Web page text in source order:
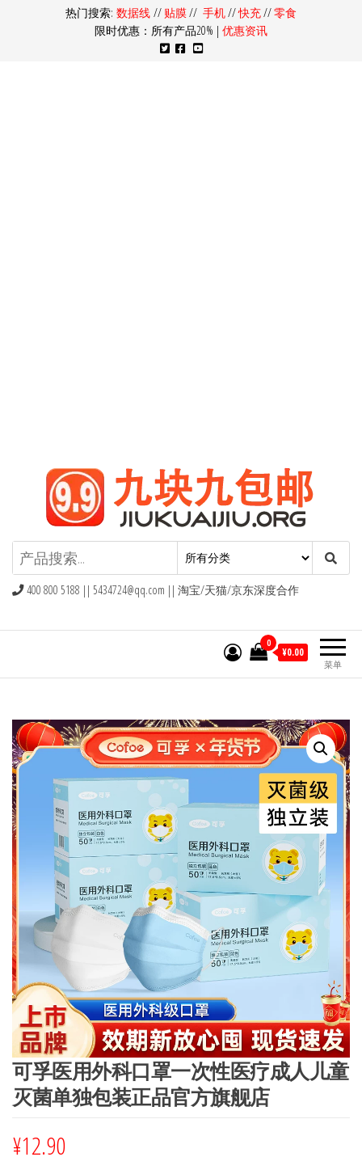
热门搜索: 数据线 // 贴膜// 手机//快充//零食
限时优惠：所有产品20% | 优惠资讯
九块九包邮,9块9包邮,9.9元包邮,九
块九官网
400 800 5188 || 5434724@qq.com || 淘宝/天猫/京东深度合作
菜单
0
¥0.00
可孚医用外科口罩一次性医疗成人儿童
灭菌单独包装正品官方旗舰店
¥12.90